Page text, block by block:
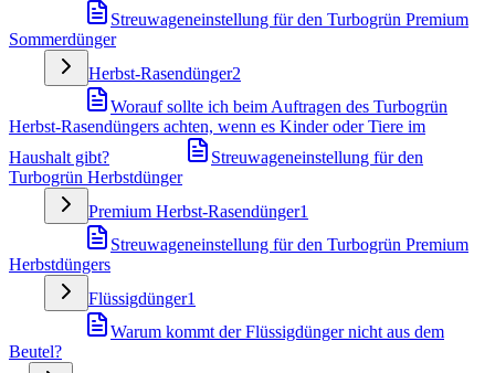
Streuwageneinstellung für den Turbogrün Premium
Sommerdünger
Herbst-Rasendünger2
Worauf sollte ich beim Auftragen des Turbogrün
Herbst-Rasendüngers achten, wenn es Kinder oder Tiere im
Haushalt gibt?
Streuwageneinstellung für den
Turbogrün Herbstdünger
Premium Herbst-Rasendünger1
Streuwageneinstellung für den Turbogrün Premium
Herbstdüngers
Flüssigdünger1
Warum kommt der Flüssigdünger nicht aus dem
Beutel?